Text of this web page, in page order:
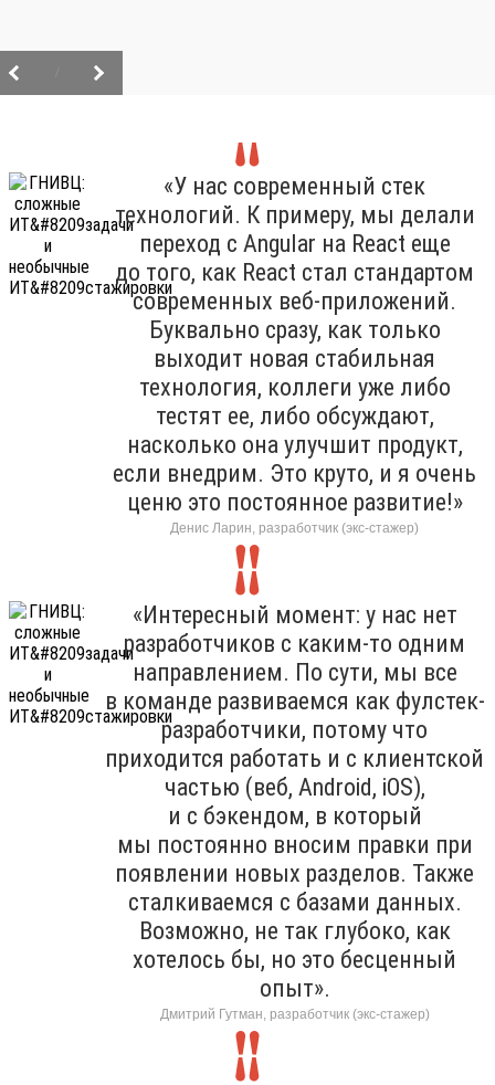
«У нас современный стек
технологий. К примеру, мы делали
переход с Angular на React еще
до того, как React стал стандартом
современных веб-приложений.
Буквально сразу, как только
выходит новая стабильная
технология, коллеги уже либо
тестят ее, либо обсуждают,
насколько она улучшит продукт,
если внедрим. Это круто, и я очень
ценю это постоянное развитие!»
Денис Ларин, разработчик (экс-стажер)
«Интересный момент: у нас нет
разработчиков с каким-то одним
направлением. По сути, мы все
в команде развиваемся как фулстек-
разработчики, потому что
приходится работать и с клиентской
частью (веб, Android, iOS),
и с бэкендом, в который
мы постоянно вносим правки при
появлении новых разделов. Также
сталкиваемся с базами данных.
Возможно, не так глубоко, как
хотелось бы, но это бесценный
опыт».
Дмитрий Гутман, разработчик (экс-стажер)